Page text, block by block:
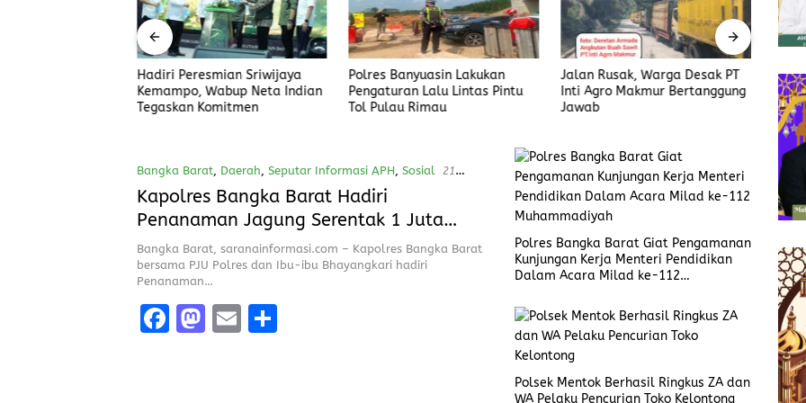
Hadiri Peresmian Sriwijaya
Kemampo, Wabup Neta Indian
Tegaskan Komitmen
Polres Banyuasin Lakukan
Pengaturan Lalu Lintas Pintu
Tol Pulau Rimau
Jalan Rusak, Warga Desak PT
Inti Agro Makmur Bertanggung
Jawab
Bangka Barat, Daerah, Seputar Informasi APH, Sosial 21
Januari 2025
Kapolres Bangka Barat Hadiri
Penanaman Jagung Serentak 1 Juta
Hektar Dalam Rangka Dukung
Swasembada Pangan Tahun 2025
Bangka Barat, saranainformasi.com – Kapolres Bangka Barat
bersama PJU Polres dan Ibu-ibu Bhayangkari hadiri
Penanaman…
F
M E
Polres Bangka Barat Giat Pengamanan
Kunjungan Kerja Menteri Pendidikan
Dalam Acara Milad ke-112
Polsek Mentok Berhasil Ringkus ZA dan
WA Pelaku Pencurian Toko Kelontong